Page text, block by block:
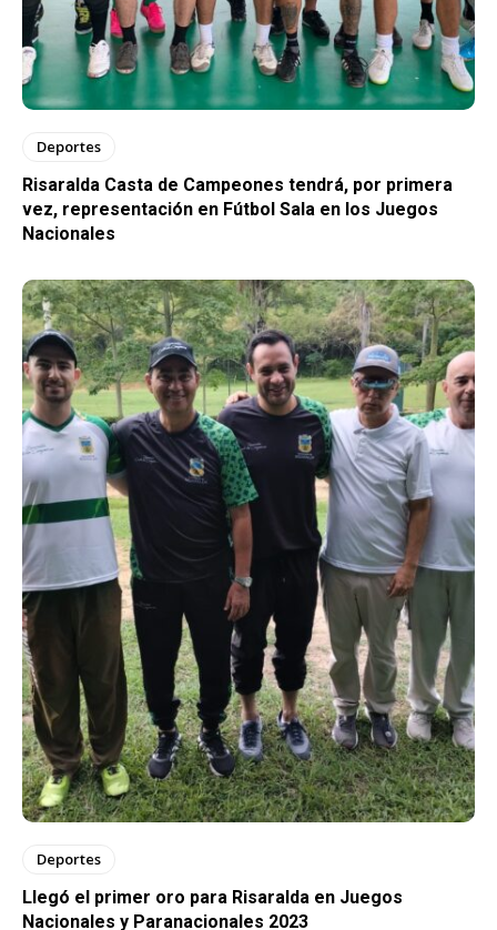
Deportes
Risaralda Casta de Campeones tendrá, por primera
vez, representación en Fútbol Sala en los Juegos
Nacionales
Deportes
Llegó el primer oro para Risaralda en Juegos
Nacionales y Paranacionales 2023